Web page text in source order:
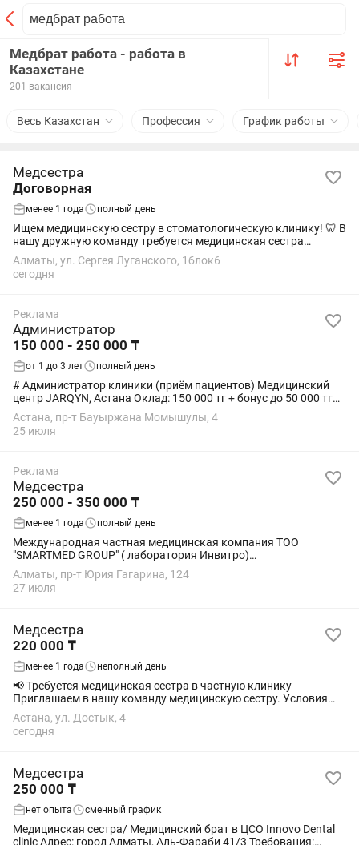
Медбрат работа - работа в
Казахстане
201 вакансия
Весь Казахстан Профессия График работы
Медсестра
Договорная
менее 1 года полный день
Ищем медицинскую сестру в стоматологическую клинику! 🦷 В
нашу дружную команду требуется медицинская сестра
(ассистент врача-стоматолога). Мы предлагаем: • комфортные
условия работы; • дружный и...
Алматы, ул. Сергея Луганского, 1блок6
сегодня
Реклама
Администратор
150 000 - 250 000 ₸
от 1 до 3 лет полный день
# Администратор клиники (приём пациентов) Медицинский
центр JARQYN, Астана Оклад: 150 000 тг + бонус до 50 000 тг
за конверсию записи в приход (итого до 200 000 тг) График:
6/1 (по договорённости...
Астана, пр-т Бауыржана Момышулы, 4
25 июля
Реклама
Медсестра
250 000 - 350 000 ₸
менее 1 года полный день
Международная частная медицинская компания ТОО
"SMARTMED GROUP" ( лаборатория Инвитро)
специализирующаяся на лабораторной диагностике и
оказании других медицинских услуги в поиске медсестры,
готовую...
Алматы, пр-т Юрия Гагарина, 124
27 июля
Медсестра
220 000 ₸
менее 1 года неполный день
📢 Требуется медицинская сестра в частную клинику
Приглашаем в нашу команду медицинскую сестру. Условия
работы: • График: 6/1 • Заработная плата: 220 000 •
Возможность выбрать удобную смену: — с...
Астана, ул. Достык, 4
сегодня
Медсестра
250 000 ₸
нет опыта сменный график
Медицинская сестра/ Медицинский брат в ЦСО Innovo Dental
clinic Адрес: город Алматы, Аль-Фараби 41/3 Требования: